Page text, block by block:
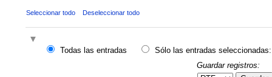
Seleccionar todo Deseleccionar todo
Todas las entradas
Sólo las entradas seleccionadas:
Guardar registros: